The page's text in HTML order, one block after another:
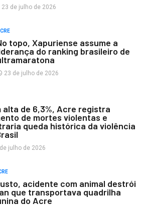
23 de julho de 2026
topo, Xapuriense assume a
do ranking brasileiro de
23 de julho de 2026
alta de 6,3%, Acre registra
de mortes violentas e
queda histórica da violência
julho de 2026
acidente com animal destrói
que transportava quadrilha
do Acre